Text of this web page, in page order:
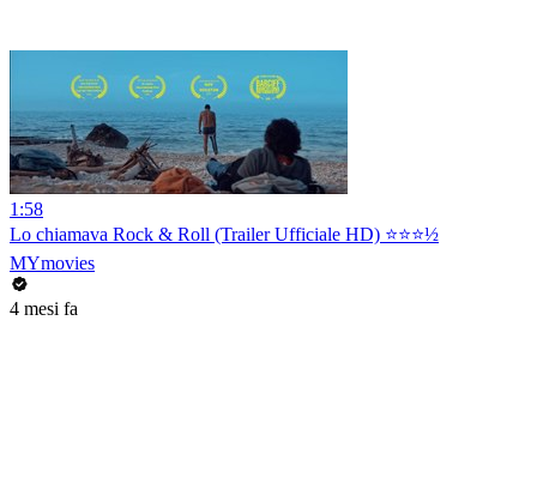
1:58
Lo chiamava Rock & Roll (Trailer Ufficiale HD) ⭐️⭐️⭐️½
MYmovies
4 mesi fa